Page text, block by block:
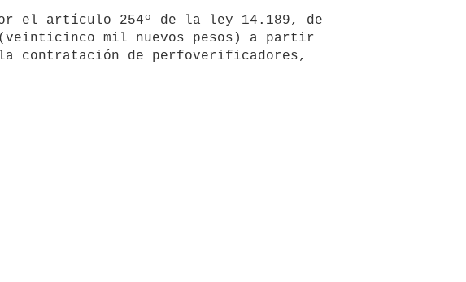
el artículo 254º de la ley 14.189, de
mil nuevos pesos) a partir
contratación de perfoverificadores,